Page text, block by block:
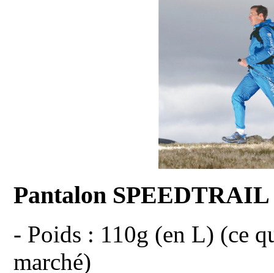
Pantalon SPEEDTRAIL
- Poids : 110g (en L) (ce
marché)